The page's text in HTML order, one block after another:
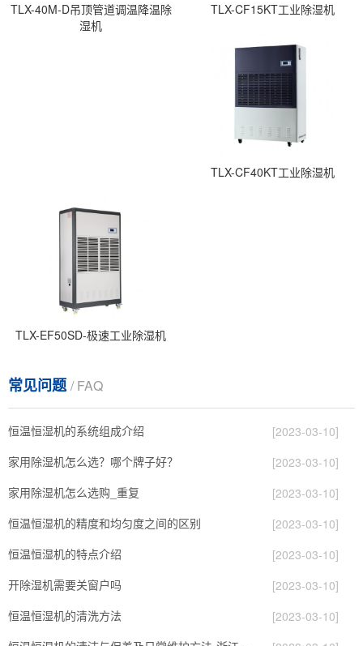
TLX-40M-D吊顶管道调温降温除
湿机
TLX-CF15KT工业除湿机
TLX-CF40KT工业除湿机
TLX-EF50SD-极速工业除湿机
常见问题/ FAQ
恒温恒湿机的系统组成介绍
[2023-03-10]
家用除湿机怎么选？哪个牌子好？
[2023-03-10]
家用除湿机怎么选购_重复
[2023-03-10]
恒温恒湿机的精度和均匀度之间的区别
[2023-03-10]
恒温恒湿机的特点介绍
[2023-03-10]
开除湿机需要关窗户吗
[2023-03-10]
恒温恒湿机的清洗方法
[2023-03-10]